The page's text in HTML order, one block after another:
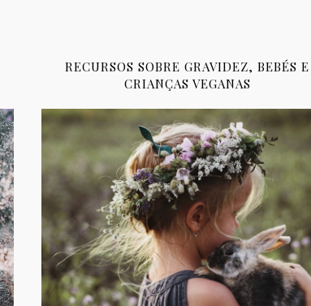
RECURSOS SOBRE GRAVIDEZ, BEBÉS E
CRIANÇAS VEGANAS